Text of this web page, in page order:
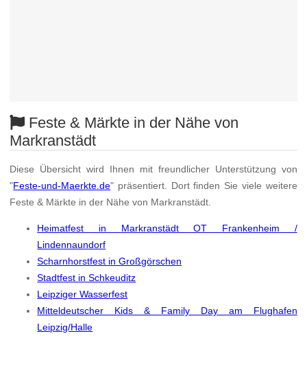
Feste & Märkte in der Nähe von
Markranstädt
Diese Übersicht wird Ihnen mit freundlicher Unterstützung von
"Feste-und-Maerkte.de" präsentiert. Dort finden Sie viele weitere
Feste & Märkte in der Nähe von Markranstädt.
Heimatfest in Markranstädt OT Frankenheim /
Lindennaundorf
Scharnhorstfest in Großgörschen
Stadtfest in Schkeuditz
Leipziger Wasserfest
Mitteldeutscher Kids & Family Day am Flughafen
Leipzig/Halle